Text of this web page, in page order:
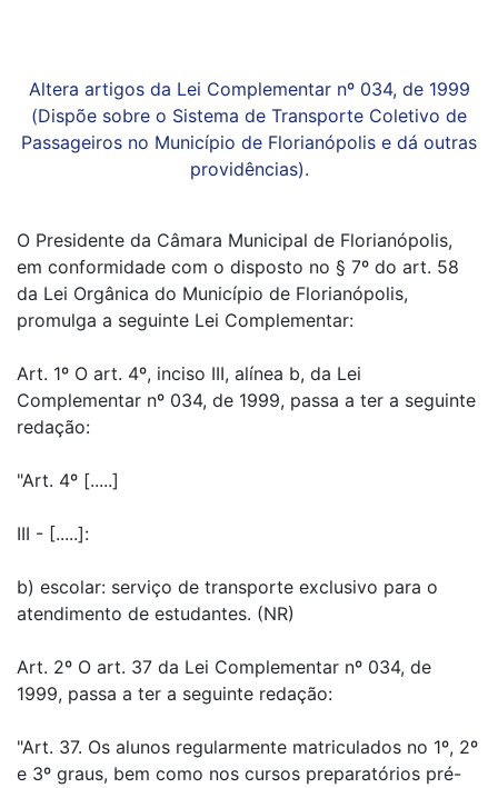
Altera artigos da Lei Complementar nº 034, de 1999
(Dispõe sobre o Sistema de Transporte Coletivo de
Passageiros no Município de Florianópolis e dá outras
providências).
O Presidente da Câmara Municipal de Florianópolis,
em conformidade com o disposto no § 7º do art. 58
da Lei Orgânica do Município de Florianópolis,
promulga a seguinte Lei Complementar:
Art. 1º O art. 4º, inciso III, alínea b, da Lei
Complementar nº 034, de 1999, passa a ter a seguinte
redação:
"Art. 4º [.....]
III - [.....]:
b) escolar: serviço de transporte exclusivo para o
atendimento de estudantes. (NR)
Art. 2º O art. 37 da Lei Complementar nº 034, de
1999, passa a ter a seguinte redação:
"Art. 37. Os alunos regularmente matriculados no 1º, 2º
e 3º graus, bem como nos cursos preparatórios pré-